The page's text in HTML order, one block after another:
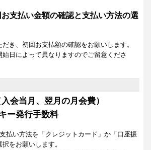
支払い金額の確認と支払い方法の選
き、初回お支払額の確認をお願いします。
日によって異なりますのでご留意くださ
会当月、翌月の月会費）
ー発行手数料
払い方法を「クレジットカード」か「口座振
をお願いします。